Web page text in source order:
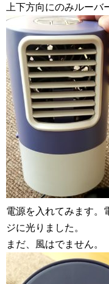
上下方向にのみルーバ
電源を入れてみます。
ジに光りました。
まだ、風はでません。